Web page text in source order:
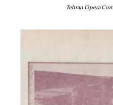
Tehran Opera